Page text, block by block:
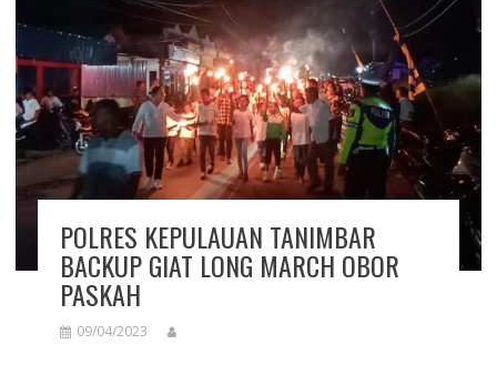
POLRES KEPULAUAN TANIMBAR
BACKUP GIAT LONG MARCH OBOR
PASKAH
09/04/2023